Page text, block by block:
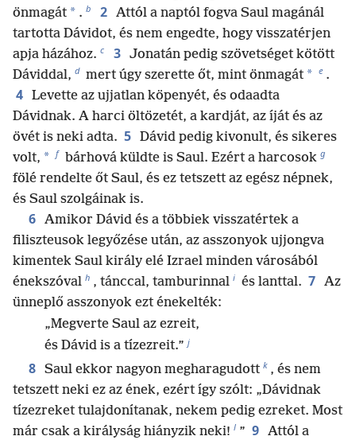
önmagát * . b 2 Attól a naptól fogva Saul magánál
tartotta Dávidot, és nem engedte, hogy visszatérjen
apja házához. c 3 Jonatán pedig szövetséget kötött
Dáviddal, d mert úgy szerette őt, mint önmagát * e .
4 Levette az ujjatlan köpenyét, és odaadta
Dávidnak. A harci öltözetét, a kardját, az íját és az
övét is neki adta. 5 Dávid pedig kivonult, és sikeres
volt, * f bárhová küldte is Saul. Ezért a harcosok g
fölé rendelte őt Saul, és ez tetszett az egész népnek,
és Saul szolgáinak is.
6 Amikor Dávid és a többiek visszatértek a
filiszteusok legyőzése után, az asszonyok ujjongva
kimentek Saul király elé Izrael minden városából
énekszóval h , tánccal, tamburinnal i és lanttal. 7 Az
ünneplő asszonyok ezt énekelték:
„Megverte Saul az ezreit,
és Dávid is a tízezreit.” j
8 Saul ekkor nagyon megharagudott k , és nem
tetszett neki ez az ének, ezért így szólt: „Dávidnak
tízezreket tulajdonítanak, nekem pedig ezreket. Most
már csak a királyság hiányzik neki! l ” 9 Attól a